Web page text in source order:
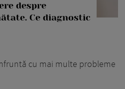
despre
Ce diagnostic
cu mai multe probleme